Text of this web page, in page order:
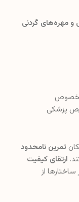
و مهره‌های گردنی
پزشکی
تمرین نامحدود
ارتقای کیفیت
از